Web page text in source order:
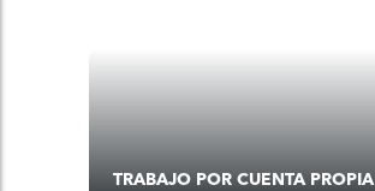
TRABAJO POR CUENTA PROPIA